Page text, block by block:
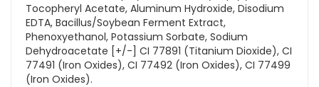
Tocopheryl Acetate, Aluminum Hydroxide, Disodium
EDTA, Bacillus/Soybean Ferment Extract,
Phenoxyethanol, Potassium Sorbate, Sodium
Dehydroacetate [+/-] CI 77891 (Titanium Dioxide), CI
77491 (Iron Oxides), CI 77492 (Iron Oxides), CI 77499
(Iron Oxides).